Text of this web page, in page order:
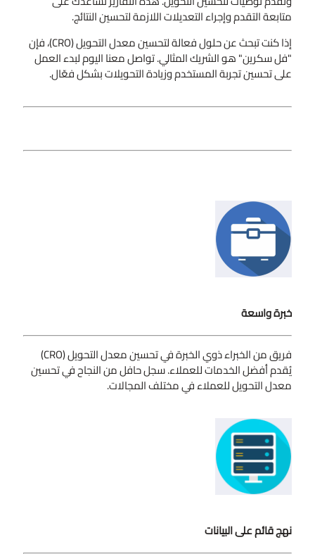
متابعة التقدم وإجراء التعديلات اللازمة لتحسين النتائج.
إذا كنت تبحث عن حلول فعالة لتحسين معدل التحويل (CRO)، فإن
"فل سكرين" هو الشريك المثالي. تواصل معنا اليوم لبدء العمل
على تحسين تجربة المستخدم وزيادة التحويلات بشكل فعّال.
خبرة واسعة
فريق من الخبراء ذوي الخبرة في تحسين معدل التحويل (CRO)
يُقدم أفضل الخدمات للعملاء. سجل حافل من النجاح في تحسين
معدل التحويل للعملاء في مختلف المجالات.
نهج قائم على البيانات